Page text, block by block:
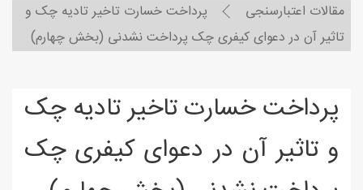
مقالات اعتبارسنجی
پرداخت خسارت تاخیر تادیه چک و
تاثیر آن در دعوای کیفری چک پرداخت نشدنی (بخش چهارم)
پرداخت خسارت تاخیر تادیه چک
و تاثیر آن در دعوای کیفری چک